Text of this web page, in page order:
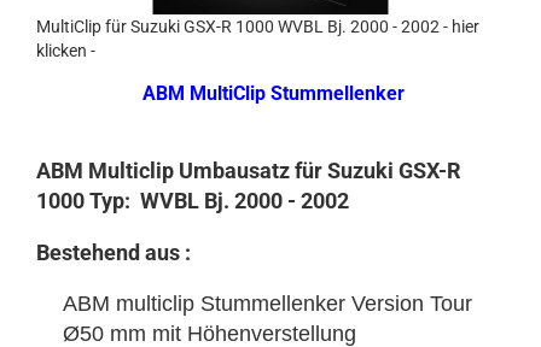
MultiClip für Suzuki GSX-R 1000 WVBL Bj. 2000 - 2002 - hier
klicken -
ABM MultiClip Stummellenker
ABM Multiclip Umbausatz für Suzuki GSX-R
1000 Typ: WVBL Bj. 2000 - 2002
Bestehend aus :
ABM multiclip Stummellenker Version Tour
Ø50 mm mit Höhenverstellung